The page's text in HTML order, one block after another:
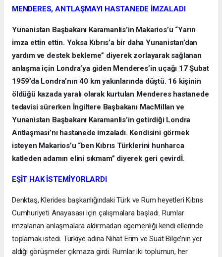
MENDERES, ANTLAŞMAYI HASTANEDE İMZALADI
Yunanistan Başbakanı Karamanlis’in Makarios’u “Yarın
imza ettin ettin. Yoksa Kıbrıs’a bir daha Yunanistan’dan
yardım ve destek bekleme” diyerek zorlayarak sağlanan
anlaşma için Londra’ya giden Menderes’in uçağı 17 Şubat
1959’da Londra’nın 40 km yakınlarında düştü. 16 kişinin
öldüğü kazada yaralı olarak kurtulan Menderes hastanede
tedavisi sürerken İngiltere Başbakanı MacMillan ve
Yunanistan Başbakanı Karamanlis’in getirdiği Londra
Antlaşması’nı hastanede imzaladı. Kendisini görmek
isteyen Makarios’u “ben Kıbrıs Türklerini hunharca
katleden adamın elini sıkmam” diyerek geri çevirdİ.
EŞİT HAK İSTEMİYORLARDI
Denktaş, Klerides başkanlığındaki Türk ve Rum heyetleri Kıbrıs
Cumhuriyeti Anayasası için çalışmalara başladı. Rumlar
imzalanan anlaşmalara aldırmadan egemenliği kendi ellerinde
toplamak istedi. Türkiye adına Nihat Erim ve Suat Bilge’nin yer
aldığı görüşmeler çıkmaza girdi. Rumlar iki toplumun, her